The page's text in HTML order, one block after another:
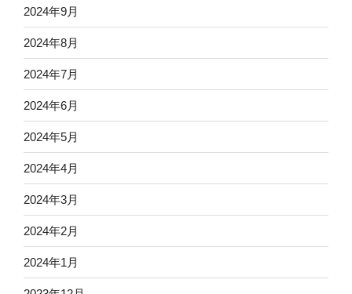
2024年9月
2024年8月
2024年7月
2024年6月
2024年5月
2024年4月
2024年3月
2024年2月
2024年1月